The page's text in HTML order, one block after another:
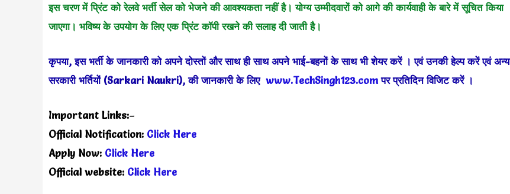
इस चरण में प्रिंट को रेलवे भर्ती सेल को भेजने की आवश्यकता नहीं है। योग्य उम्मीदवारों को आगे की कार्यवाही के बारे में सूचित किया
जाएगा। भविष्य के उपयोग के लिए एक प्रिंट कॉपी रखने की सलाह दी जाती है।
कृपया, इस भर्ती के जानकारी को अपने दोस्तों और साथ ही साथ अपने भाई-बहनों के साथ भी शेयर करें । एवं उनकी हेल्प करें एवं अन्य
सरकारी भर्तियों (Sarkari Naukri), की जानकारी के लिए www.TechSingh123.comपर प्रतिदिन विजिट करें ।
Important Links:–
Official Notification: Click Here
Apply Now: Click Here
Official website: Click Here